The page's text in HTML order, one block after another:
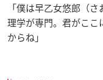
「僕は早乙女悠郎（
理学が専門。君がここ
からね」